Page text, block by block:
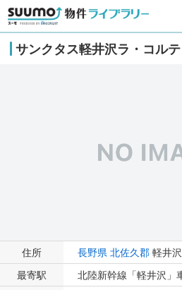
サンクタス軽井沢ラ・コルテ
住所 長野県 北佐久郡 軽井
最寄駅
北陸新幹線「軽井沢」